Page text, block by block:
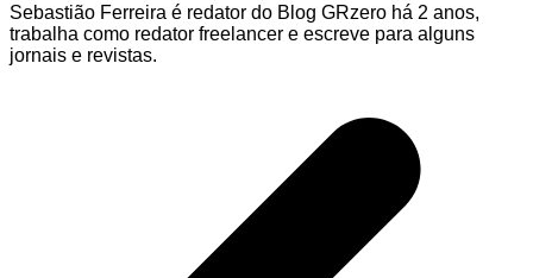
Sebastião Ferreira é redator do Blog GRzero há 2 anos,
trabalha como redator freelancer e escreve para alguns
jornais e revistas.